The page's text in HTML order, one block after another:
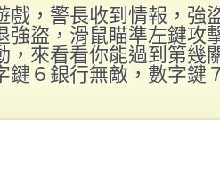
戲，警長收到情報，強
強盜，滑鼠瞄準左鍵攻
，來看看你能過到第幾
鍵６銀行無敵，數字鍵